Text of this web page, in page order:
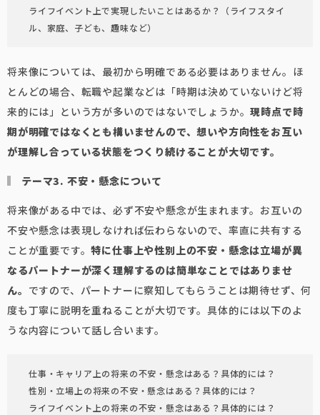
ライフイベント上で実現したいことはあるか？（ライフスタイ
ル、家庭、子ども、趣味など）
将来像については、最初から明確である必要はありません。ほ
とんどの場合、転職や起業などは「時期は決めていないけど将
来的には」という方が多いのではないでしょうか。現時点で時
期が明確ではなくとも構いませんので、想いや方向性をお互い
が理解し合っている状態をつくり続けることが大切です。
テーマ3. 不安・懸念について
将来像がある中では、必ず不安や懸念が生まれます。お互いの
不安や懸念は表現しなければ伝わらないので、率直に共有する
ことが重要です。特に仕事上や性別上の不安・懸念は立場が異
なるパートナーが深く理解するのは簡単なことではありませ
ん。 ですので、パートナーに察知してもらうことは期待せず、何
度も丁寧に説明を重ねることが大切です。具体的には以下のよ
うな内容について話し合います。
仕事・キャリア上の将来の不安・懸念はある？具体的には？
性別・立場上の将来の不安・懸念はある？具体的には？
ライフイベント上の将来の不安・懸念はある？具体的には？